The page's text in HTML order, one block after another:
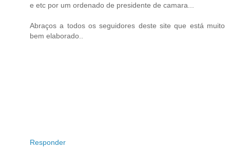
e etc por um ordenado de presidente de camara...
Abraços a todos os seguidores deste site que está muito
bem elaborado..
Responder